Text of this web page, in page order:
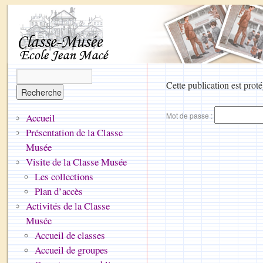
Cette publication est
Mot de passe :
Accueil
Présentation de la Classe
Musée
Visite de la Classe Musée
Les collections
Plan d’accès
Activités de la Classe
Musée
Accueil de classes
Accueil de groupes